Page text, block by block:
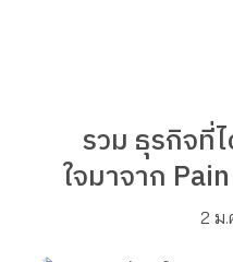
รวม ธุรกิจที่
ใจมาจาก
2 ม.